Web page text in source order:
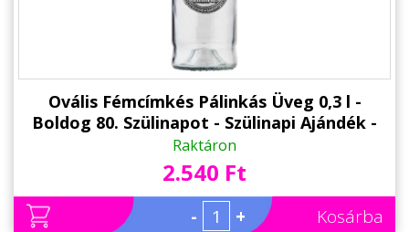
Ovális Fémcímkés Pálinkás Üveg 0,3 l -
Boldog 80. Szülinapot - Szülinapi Ajándék -
Ajándék 80. Születésnapra
Raktáron
2.540 Ft
- + Kosárba